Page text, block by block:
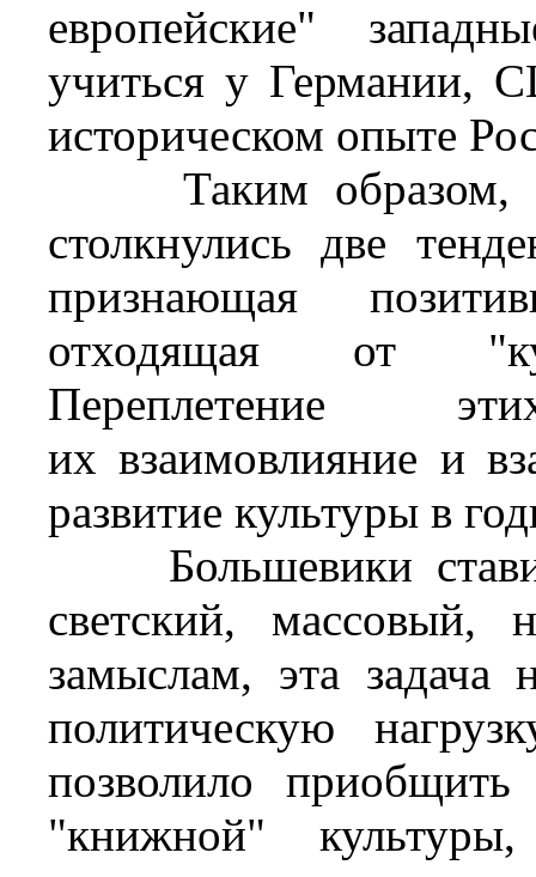
европейские"
учиться у Германии,
историческом опыте
Таким образом, в
столкнулись две
признающая
отходящая от
Переплетение
их взаимовлияние и
развитие культуры в
Большевики
светский, массовый,
замыслам, эта задача
политическую
позволило
"книжной" культуры,